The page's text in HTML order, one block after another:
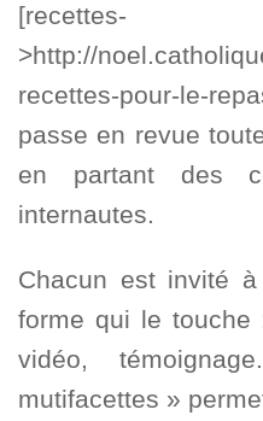
[recettes-
>http://
recettes-pour-le-
passe en revue
en partant des
internautes.
Chacun est invité
forme qui le touche
vidéo,
mutifacettes »